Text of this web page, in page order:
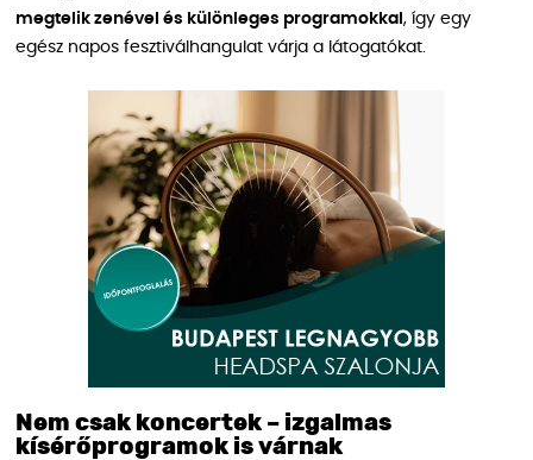
megtelik zenével és különleges programokkal , így egy
egész napos fesztiválhangulat várja a látogatókat.
Nem csak koncertek – izgalmas
kísérőprogramok is várnak